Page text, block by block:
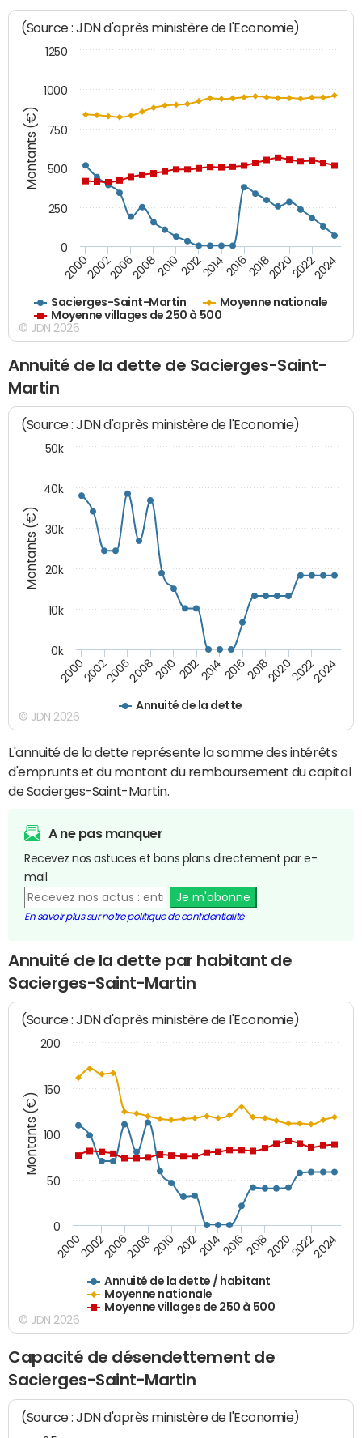
Montants (€)
(Source : JDN d'après ministère de l'Economie)
Sacierges-Saint-Martin
Moyenne nationale
Moyenne villages de 250 à 500
200020022006200820102012201420162018202020222024
0
250
500
750
1000
1250
© JDN 2026
Annuité de la dette de Sacierges-Saint-
Martin
Montants (€)
(Source : JDN d'après ministère de l'Economie)
Annuité de la dette
20002002200620082010 2012201420162018202020222024
0k
10k
20k
30k
40k
50k
© JDN 2026
L'annuité de la dette représente la somme des intérêts
d'emprunts et du montant du remboursement du capital
de Sacierges-Saint-Martin.
A ne pas manquer
Recevez nos astuces et bons plans directement par e-
mail.
Je m'abonne
En savoir plus sur notre politique de confidentialité
Annuité de la dette par habitant de
Sacierges-Saint-Martin
Montants (€)
(Source : JDN d'après ministère de l'Economie)
Annuité de la dette / habitant
Moyenne nationale
Moyenne villages de 250 à 500
200020022006200820102012201420162018202020222024
0
50
100
150
200
© JDN 2026
Capacité de désendettement de
Sacierges-Saint-Martin
(Source : JDN d'après ministère de l'Economie)